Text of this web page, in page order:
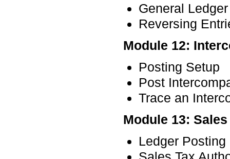
General
Reversing
Module 12:
Posting Setup
Post
Trace an
Module 13:
Ledger Posting